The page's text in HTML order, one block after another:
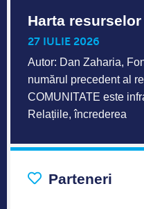
Harta
27 IULIE 2026
Autor: Dan Zaharia,
numărul precedent al
COMUNITATE este
Relațiile, încrederea
Parteneri